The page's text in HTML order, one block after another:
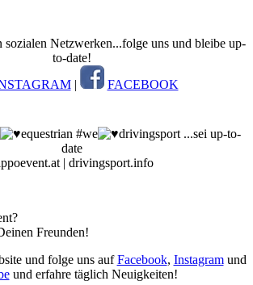
sozialen Netzwerken...folge uns und bleibe up-
to-date!
| FACEBOOK
equestrian #we
drivingsport ...sei up-to-
date
| drivingsport.info
Freunden!
und folge uns aufFacebook, Instagramund
und erfahre täglich Neuigkeiten!